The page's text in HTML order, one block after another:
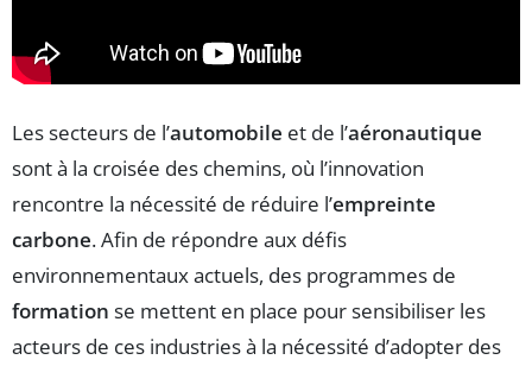
Les secteurs de l’automobile et de l’aéronautique
sont à la croisée des chemins, où l’innovation
rencontre la nécessité de réduire l’empreinte
carbone. Afin de répondre aux défis
environnementaux actuels, des programmes de
formation se mettent en place pour sensibiliser les
acteurs de ces industries à la nécessité d’adopter des